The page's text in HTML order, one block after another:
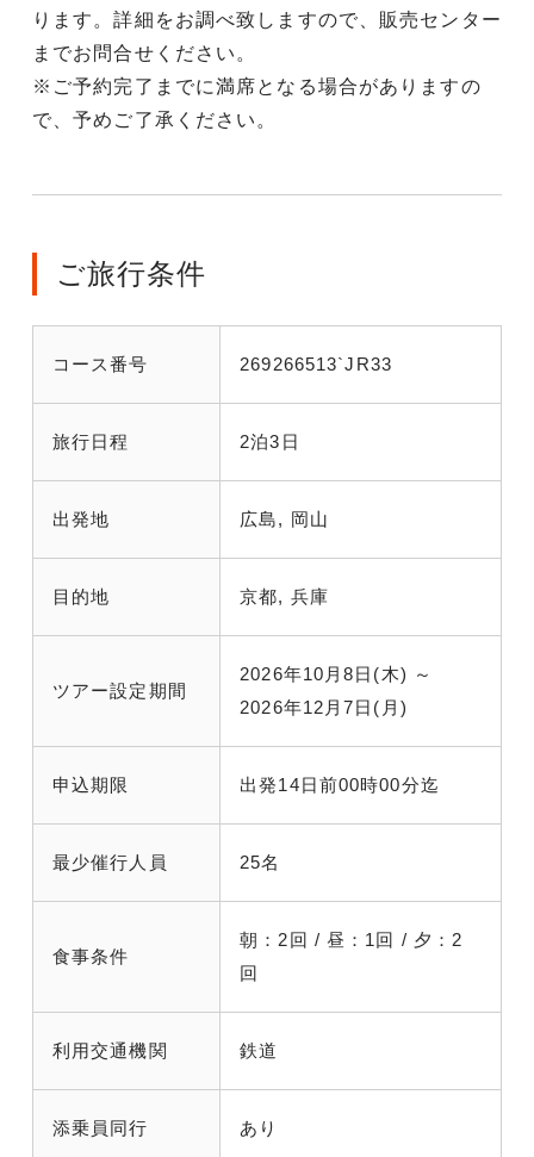
ります。詳細をお調べ致しますので、販売センター
までお問合せください。
※ご予約完了までに満席となる場合がありますの
で、予めご了承ください。
ご旅行条件
コース番号 269266513`JR33
旅行日程 2泊3日
出発地 広島, 岡山
目的地 京都, 兵庫
ツアー設定期間
2026年10月8日(木) ～
2026年12月7日(月)
申込期限 出発14日前00時00分迄
最少催行人員 25名
食事条件
朝：2回 / 昼：1回 / 夕：2
回
利用交通機関 鉄道
添乗員同行 あり